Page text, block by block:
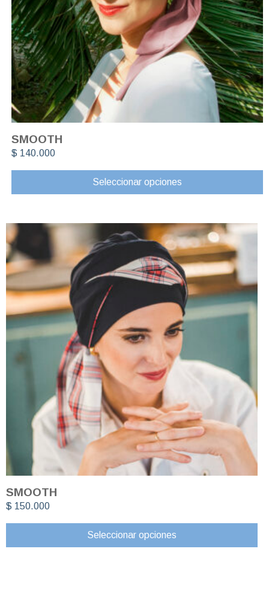
SMOOTH
$ 140.000
Seleccionar opciones
SMOOTH
$ 150.000
Seleccionar opciones